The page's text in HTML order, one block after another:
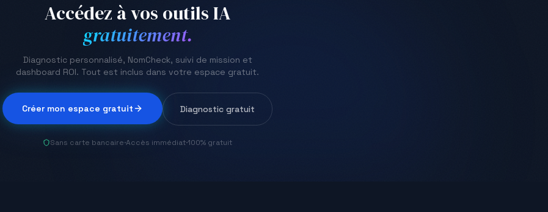
Accédez à vos outils IA
gratuitement.
Diagnostic personnalisé, NomCheck, suivi de mission et
dashboard ROI. Tout est inclus dans votre espace gratuit.
Créer mon espace gratuit Diagnostic gratuit
Sans carte bancaire·Accès immédiat·100% gratuit